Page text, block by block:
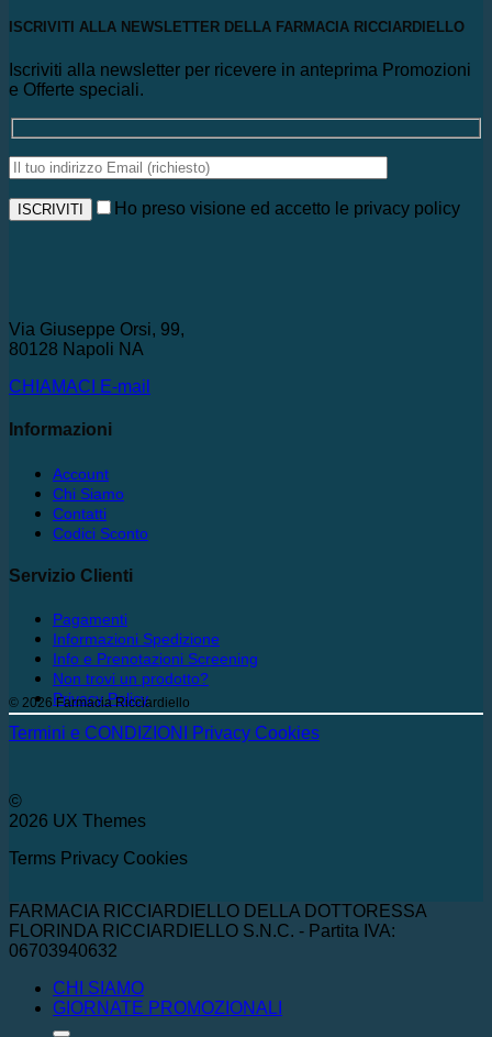
ISCRIVITI ALLA NEWSLETTER DELLA FARMACIA RICCIARDIELLO
Iscriviti alla newsletter per ricevere in anteprima Promozioni
e Offerte speciali.
Ho preso visione ed accetto le privacy policy
Via Giuseppe Orsi, 99,
80128 Napoli NA
CHIAMACI
E-mail
Informazioni
Account
Chi Siamo
Contatti
Codici Sconto
Servizio Clienti
Pagamenti
Informazioni Spedizione
Info e Prenotazioni Screening
Non trovi un prodotto?
Privacy Policy
© 2026 Farmacia Ricciardiello
Termini e CONDIZIONI Privacy Cookies
©
2026 UX Themes
Terms Privacy Cookies
FARMACIA RICCIARDIELLO DELLA DOTTORESSA
FLORINDA RICCIARDIELLO S.N.C. - Partita IVA:
06703940632
CHI SIAMO
GIORNATE PROMOZIONALI